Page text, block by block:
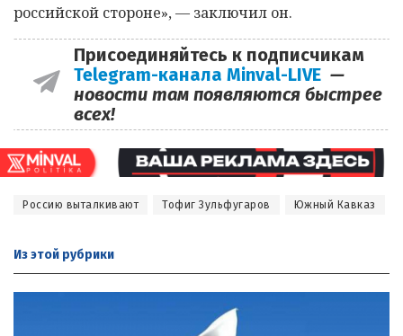
российской стороне», — заключил он.
Присоединяйтесь к подписчикам
Telegram-канала Minval-LIVE —
новости там появляются быстрее
всех!
Россию выталкивают Тофиг Зульфугаров Южный Кавказ
Из этой рубрики